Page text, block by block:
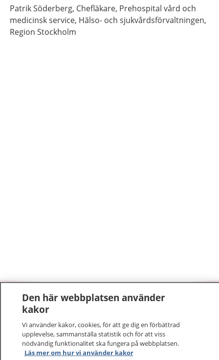
PatrikSöderberg, Chefläkare, Prehospital vård och
medicinsk service, Hälso- och sjukvårdsförvaltningen,
Region Stockholm
1177–tryggt om din hälsa och vård
På 1177.se får du råd om hälsa och information om
sjukdomar och vilka mottagningar du kan kontakta.
Logga in för att läsa din journal och göra dina
Den här webbplatsen använder
kakor
Vi använder kakor, cookies, för att ge dig en förbättrad
upplevelse, sammanställa statistik och för att viss
nödvändig funktionalitet ska fungera på webbplatsen.
Läs mer om hur vi använder kakor